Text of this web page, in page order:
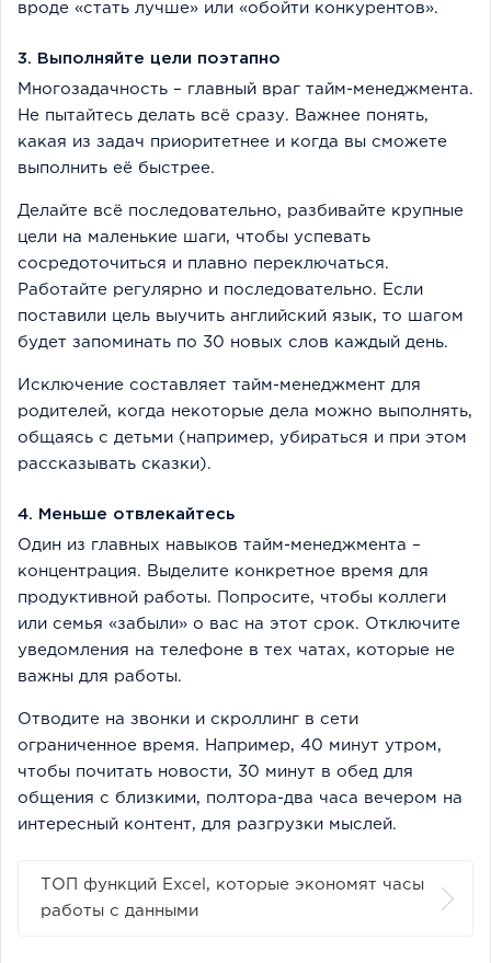
вроде «стать лучше» или «обойти конкурентов».
3. Выполняйте цели поэтапно
Многозадачность – главный враг тайм-менеджмента.
Не пытайтесь делать всё сразу. Важнее понять,
какая из задач приоритетнее и когда вы сможете
выполнить её быстрее.
Делайте всё последовательно, разбивайте крупные
цели на маленькие шаги, чтобы успевать
сосредоточиться и плавно переключаться.
Работайте регулярно и последовательно. Если
поставили цель выучить английский язык, то шагом
будет запоминать по 30 новых слов каждый день.
Исключение составляет тайм-менеджмент для
родителей, когда некоторые дела можно выполнять,
общаясь с детьми (например, убираться и при этом
рассказывать сказки).
4. Меньше отвлекайтесь
Один из главных навыков тайм-менеджмента –
концентрация. Выделите конкретное время для
продуктивной работы. Попросите, чтобы коллеги
или семья «забыли» о вас на этот срок. Отключите
уведомления на телефоне в тех чатах, которые не
важны для работы.
Отводите на звонки и скроллинг в сети
ограниченное время. Например, 40 минут утром,
чтобы почитать новости, 30 минут в обед для
общения с близкими, полтора-два часа вечером на
интересный контент, для разгрузки мыслей.
ТОП функций Excel, которые экономят часы
работы с данными